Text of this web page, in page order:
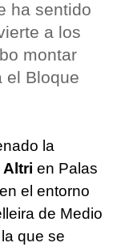
ha sentido
a los
montar
el Bloque
la
Altri en Palas
el entorno
de Medio
que se